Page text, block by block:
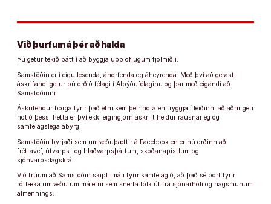
Við þurfum á þér að halda
Þú getur tekið þátt í að byggja upp öflugum fjölmiðli.
Samstöðin er í eigu lesenda, áhorfenda og áheyrenda. Með því að gerast
áskrifandi getur þú orðið félagi í Alþýðufélaginu og þar með eigandi að
Samstöðinni.
Áskrifendur borga fyrir það efni sem þeir nota en tryggja í leiðinni að aðrir geti
notið þess. Þetta er því ekki eigingjörn áskrift heldur rausnarleg og
samfélagslega ábyrg.
Samstöðin byrjaði sem umræðuþættir á Facebook en er nú orðinn að
fréttavef, útvarps- og hlaðvarpsþáttum, skoðanapistlum og
sjónvarpsdagskrá.
Við trúum að Samstöðin skipti máli fyrir samfélagið, að það sé þörf fyrir
róttæka umræðu um málefni sem snerta fólk út frá sjónarhóli og hagsmunum
almennings.